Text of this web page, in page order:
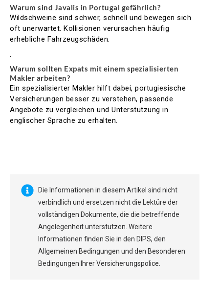
Warum sind Javalis in Portugal gefährlich?
Wildschweine sind schwer, schnell und bewegen sich
oft unerwartet. Kollisionen verursachen häufig
erhebliche Fahrzeugschäden.
.
Warum sollten Expats mit einem spezialisierten
Makler arbeiten?
Ein spezialisierter Makler hilft dabei, portugiesische
Versicherungen besser zu verstehen, passende
Angebote zu vergleichen und Unterstützung in
englischer Sprache zu erhalten.
Die Informationen in diesem Artikel sind nicht
verbindlich und ersetzen nicht die Lektüre der
vollständigen Dokumente, die die betreffende
Angelegenheit unterstützen. Weitere
Informationen finden Sie in den DIPS, den
Allgemeinen Bedingungen und den Besonderen
Bedingungen Ihrer Versicherungspolice.